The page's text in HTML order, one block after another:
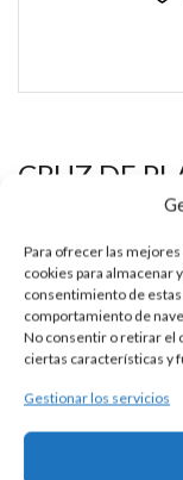
Para ofrecer las
cookies para almacenar
consentimiento de
comportamiento de
No consentir o retirar el
ciertas características y
Gestionar los servicios
CRUZ DE
Esta es una pieza
nuestros talleres de
características y
Para cualquier